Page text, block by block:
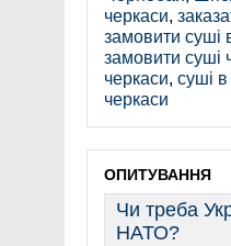
черкаси,
замовити суші
замовити суші
черкаси, суші
черкаси
ОПИТУВАННЯ
Чи треба
НАТО?